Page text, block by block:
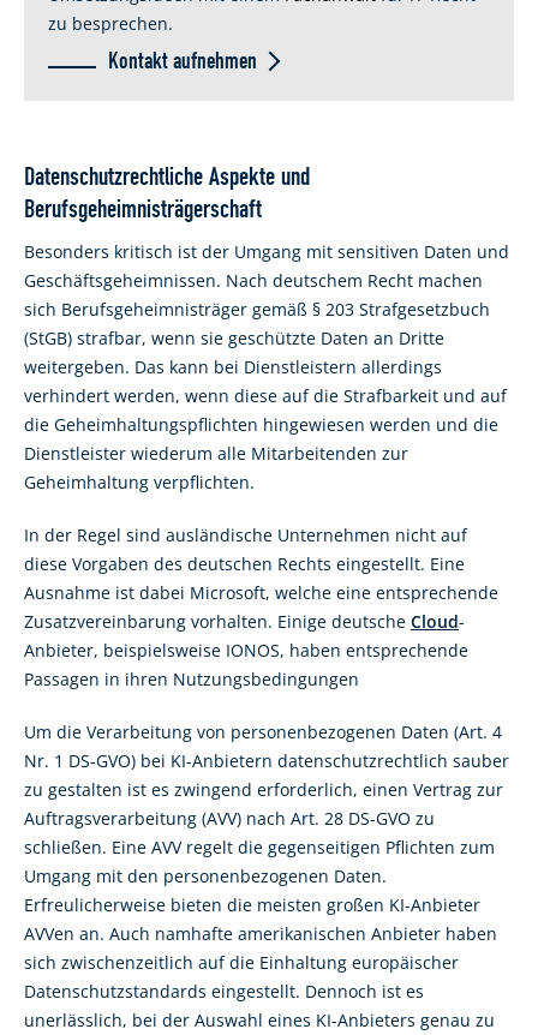
zu besprechen.
Kontakt aufnehmen
Datenschutzrechtliche Aspekte und
Berufsgeheimnisträgerschaft
Besonders kritisch ist der Umgang mit sensitiven Daten und
Geschäftsgeheimnissen. Nach deutschem Recht machen
sich Berufsgeheimnisträger gemäß § 203 Strafgesetzbuch
(StGB) strafbar, wenn sie geschützte Daten an Dritte
weitergeben. Das kann bei Dienstleistern allerdings
verhindert werden, wenn diese auf die Strafbarkeit und auf
die Geheimhaltungspflichten hingewiesen werden und die
Dienstleister wiederum alle Mitarbeitenden zur
Geheimhaltung verpflichten.
In der Regel sind ausländische Unternehmen nicht auf
diese Vorgaben des deutschen Rechts eingestellt. Eine
Ausnahme ist dabei Microsoft, welche eine entsprechende
Zusatzvereinbarung vorhalten. Einige deutsche Cloud-
Anbieter, beispielsweise IONOS, haben entsprechende
Passagen in ihren Nutzungsbedingungen
Um die Verarbeitung von personenbezogenen Daten (Art. 4
Nr. 1 DS-GVO) bei KI-Anbietern datenschutzrechtlich sauber
zu gestalten ist es zwingend erforderlich, einen Vertrag zur
Auftragsverarbeitung (AVV) nach Art. 28 DS-GVO zu
schließen. Eine AVV regelt die gegenseitigen Pflichten zum
Umgang mit den personenbezogenen Daten.
Erfreulicherweise bieten die meisten großen KI-Anbieter
AVVen an. Auch namhafte amerikanischen Anbieter haben
sich zwischenzeitlich auf die Einhaltung europäischer
Datenschutzstandards eingestellt. Dennoch ist es
unerlässlich, bei der Auswahl eines KI-Anbieters genau zu